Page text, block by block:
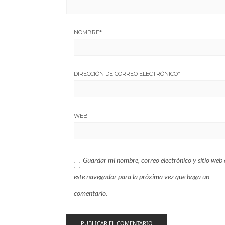
NOMBRE*
DIRECCIÓN DE CORREO ELECTRÓNICO*
WEB
Guardar mi nombre, correo electrónico y sitio web
este navegador para la próxima vez que haga un
comentario.